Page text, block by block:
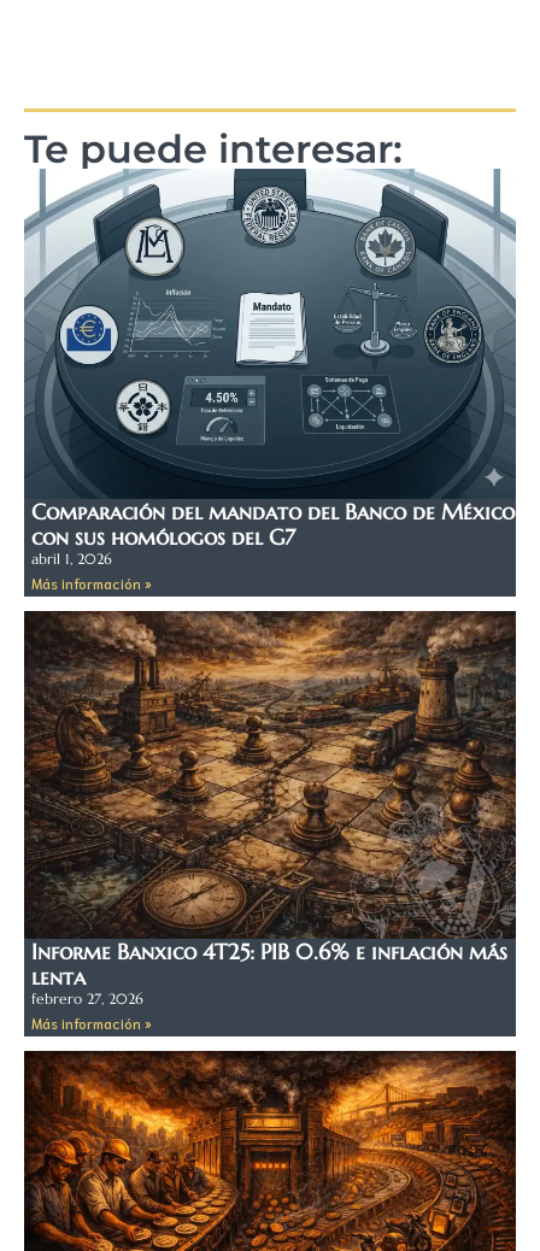
Te puede interesar:
Comparación del mandato del Banco de México
con sus homólogos del G7
abril 1, 2026
Más información »
Informe Banxico 4T25: PIB 0.6% e inflación más
lenta
febrero 27, 2026
Más información »